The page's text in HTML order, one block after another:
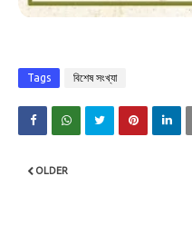
Tags বিশেষ সংখ্যা
OLDER